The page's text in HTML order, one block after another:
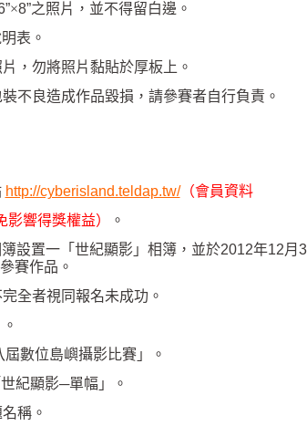
×8”之照片，並不得留白邊。
表。
，勿將照片黏貼於厚板上。
不良造成作品毀損，請參賽者自行負責。
http://cyberisland.teldap.tw/（會員資料
響得獎權益）
。
設置一「世紀顯影」相簿，並於2012年12月 3
賽作品。
全者視同報名未成功。
屆數位島嶼攝影比賽」。
紀顯影─單幅」。
稱。